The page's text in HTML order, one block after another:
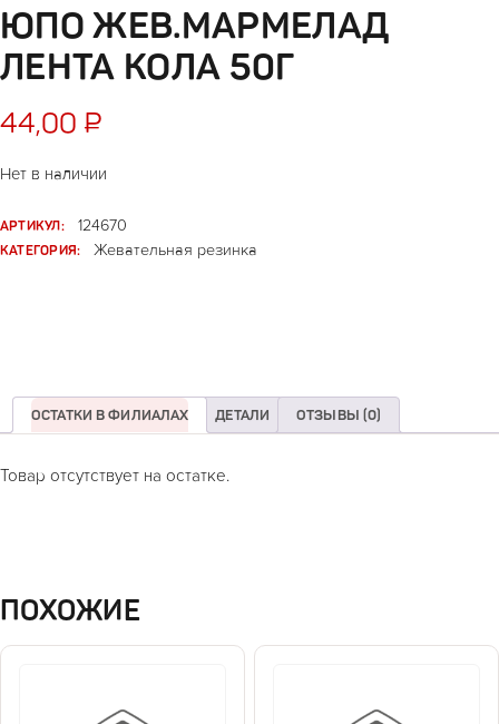
ЮПО ЖЕВ.МАРМЕЛАД
ЛЕНТА КОЛА 50Г
44,00 ₽
Нет в наличии
АРТИКУЛ:
124670
КАТЕГОРИЯ:
Жевательная резинка
ОСТАТКИ В ФИЛИАЛАХ ДЕТАЛИ ОТЗЫВЫ (0)
Товар отсутствует на остатке.
ПОХОЖИЕ